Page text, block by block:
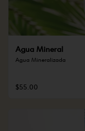
Agua Mineral
Agua Mineralizada
$55.00